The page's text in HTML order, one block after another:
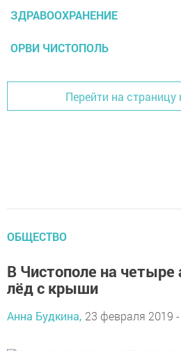
ЗДРАВООХРАНЕНИЕ
ОРВИ ЧИСТОПОЛЬ
Перейти на страницу
ОБЩЕСТВО
В Чистополе на четыре
лёд с крыши
Анна Будкина, 23 февраля 2019